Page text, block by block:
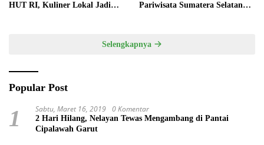
HUT RI, Kuliner Lokal Jadi
Pariwisata Sumatera Selatan
Selengkapnya
Popular Post
1 Sabtu, Maret 16, 2019 0 Komentar
2 Hari Hilang, Nelayan Tewas Mengambang di Pantai
Cipalawah Garut